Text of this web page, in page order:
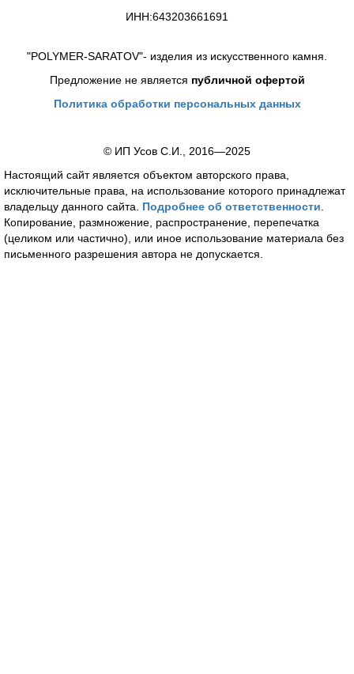
ИНН:643203661691
"POLYMER-SARATOV"- изделия из искусственного камня.
Предложение не является публичной офертой
Политика обработки персональных данных
© ИП Усов С.И., 2016—2025
Настоящий сайт является объектом авторского права,
исключительные права, на использование которого принадлежат
владельцу данного сайта. Подробнее об ответственности
Копирование, размножение, распространение, перепечатка
(целиком или частично), или иное использование материала без
письменного разрешения автора не допускается.